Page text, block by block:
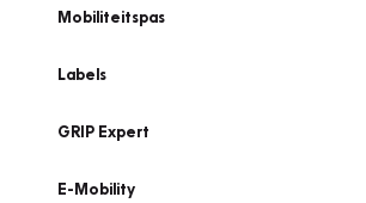
Mobiliteitspas
Labels
GRIP Expert
E-Mobility